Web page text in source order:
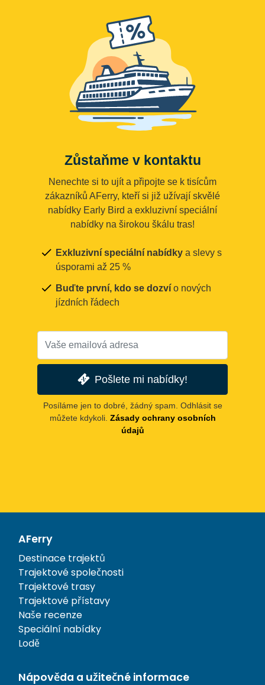
Zůstaňme v kontaktu
Nenechte si to ujít a připojte se k tisícům
zákazníků AFerry, kteří si již užívají skvělé
nabídky Early Bird a exkluzivní speciální
nabídky na širokou škálu tras!
Exkluzivní speciální nabídky a slevy s
úsporami až 25 %
Buďte první, kdo se dozví o nových
jízdních řádech
Pošlete mi nabídky!
Posíláme jen to dobré, žádný spam. Odhlásit se
můžete kdykoli. Zásady ochrany osobních
údajů
AFerry
Destinace trajektů
Trajektové společnosti
Trajektové trasy
Trajektové přístavy
Naše recenze
Speciální nabídky
Lodě
Nápověda a užitečné informace